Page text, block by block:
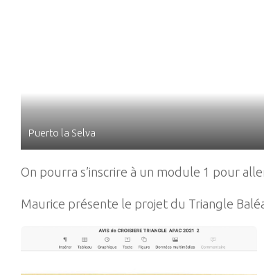
Puerto la Selva
On pourra s’inscrire à un module 1 pour
Maurice présente le projet du Triangle